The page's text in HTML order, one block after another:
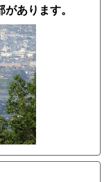
あります。